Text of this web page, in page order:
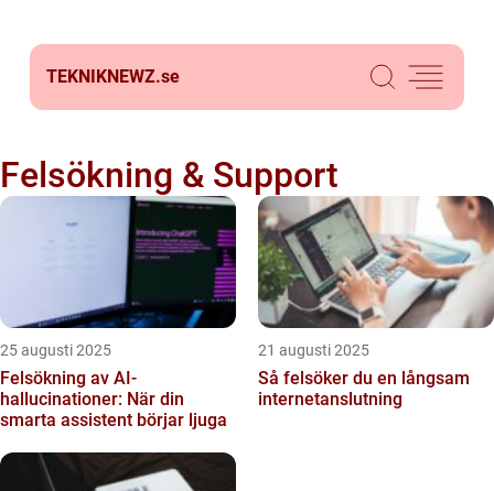
TEKNIKNEWZ.se
Felsökning & Support
25 augusti 2025
Felsökning av AI-
hallucinationer: När din
smarta assistent börjar ljuga
21 augusti 2025
Så felsöker du en långsam
internetanslutning